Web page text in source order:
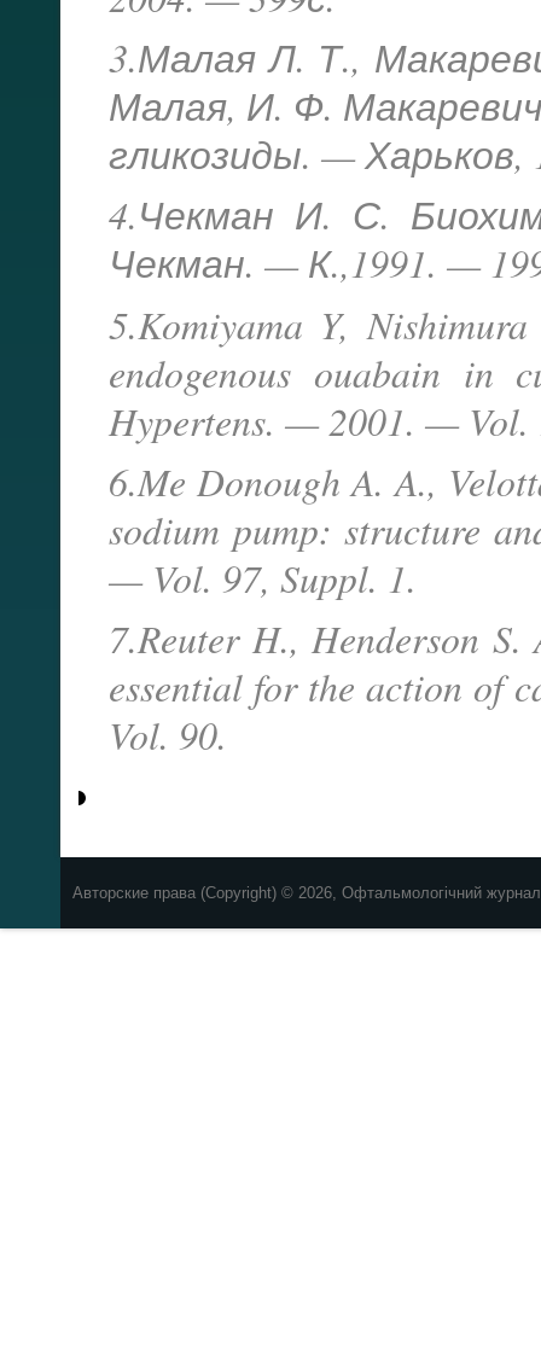
3.Малая Л. Т.,
Малая, И. Ф.
гликозиды. — Харьков,
4.Чекман И. С.
Чекман. — К.,1991. —
5.Komiyama Y,
endogenous ouabain
Hypertens. — 2001. — Vol.
6.Me Donough A. A.,
sodium pump: structure
— Vol. 97, Suppl. 1.
7.Reuter H., Henderson
essential for the action of
Vol. 90.
Авторские права (Copyright) © 2026, Офтальмологічний